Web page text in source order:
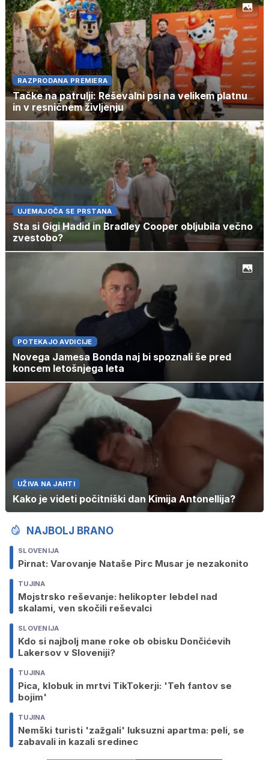
RAZPRODANA PREMIERA
Tačke na patrulji: Reševalni psi na velikem platnu
in v resničnem življenju
UJEMAJOČA SE PRSTANA
Sta si Gigi Hadid in Bradley Cooper obljubila večno
zvestobo?
POTEKAJO AVDICIJE
Novega Jamesa Bonda naj bi spoznali še pred
koncem letošnjega leta
UŽIVA NA JAHTI
Kako je videti počitniški dan Kimija Antonellija?
NAJBOLJ BRANO
SLOVENIJA
Pirnat: Varovanje Nataše Pirc Musar je nezakonito
TUJINA
Mojstrsko reševanje: helikopter lebdel nad
skalami, ven skočili reševalci
SLOVENIJA
Kdo si najbolj mane roke ob obisku Dončićevih
Lakersov v Sloveniji?
TUJINA
Pica, klobuk in mrtvi TikTokerji: 'Teh fantov se
bojim'
TUJINA
Nemški turisti 'zažgali' luksuzni apartma: peli, se
zabavali in kazali sredinec